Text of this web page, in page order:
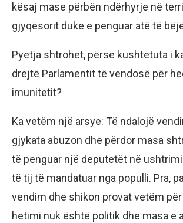
kësaj mase përbën ndërhyrje në
gjyqësorit duke e penguar atë të
Pyetja shtrohet, përse kushtetuta i
drejtë Parlamentit të vendosë për
imunitetit?
Ka vetëm një arsye: Të ndalojë
gjykata abuzon dhe përdor masa
të penguar një deputetët në
të tij të mandatuar nga populli. Pra,
vendim dhe shikon provat vetëm
hetimi nuk është politik dhe masa e